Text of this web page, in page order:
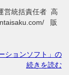
営統括責任者 高
販
ションソフト」の
続きを読む